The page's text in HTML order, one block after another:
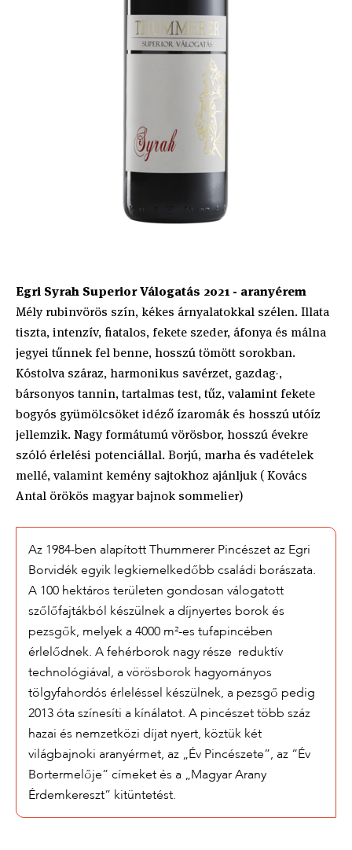
Egri Syrah Superior Válogatás 2021 - aranyérem
Mély rubinvörös szín, kékes árnyalatokkal szélen. Illata
tiszta, intenzív, fiatalos, fekete szeder, áfonya és málna
jegyei tűnnek fel benne, hosszú tömött sorokban.
Kóstolva száraz, harmonikus savérzet, gazdag-,
bársonyos tannin, tartalmas test, tűz, valamint fekete
bogyós gyümölcsöket idéző ízaromák és hosszú utóíz
jellemzik. Nagy formátumú vörösbor, hosszú évekre
szóló érlelési potenciállal. Borjú, marha és vadételek
mellé, valamint kemény sajtokhoz ajánljuk ( Kovács
Antal örökös magyar bajnok sommelier)
Az 1984-ben alapított Thummerer Pincészet az Egri
Borvidék egyik legkiemelkedőbb családi borászata.
A 100 hektáros területen gondosan válogatott
szőlőfajtákból készülnek a díjnyertes borok és
pezsgők, melyek a 4000 m²-es tufapincében
érlelődnek. A fehérborok nagy része reduktív
technológiával, a vörösborok hagyományos
tölgyfahordós érleléssel készülnek, a pezsgő pedig
2013 óta színesíti a kínálatot. A pincészet több száz
hazai és nemzetközi díjat nyert, köztük két
világbajnoki aranyérmet, az „Év Pincészete”, az “Év
Bortermelője” címeket és a „Magyar Arany
Érdemkereszt” kitüntetést.